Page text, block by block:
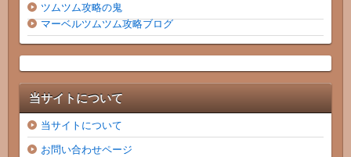
ツムツム攻略の鬼
マーベルツムツム攻略ブログ
当サイトについて
当サイトについて
お問い合わせページ